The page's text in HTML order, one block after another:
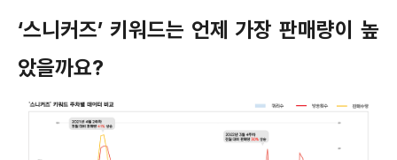
‘스니커즈’ 키워드는 언제 가장 판매량이 높
았을까요?